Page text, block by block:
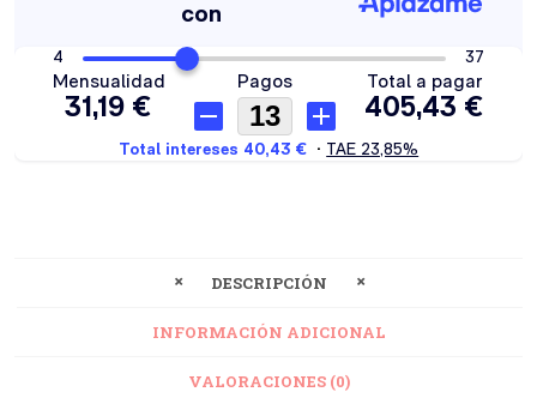
DESCRIPCIÓN
INFORMACIÓN ADICIONAL
VALORACIONES (0)